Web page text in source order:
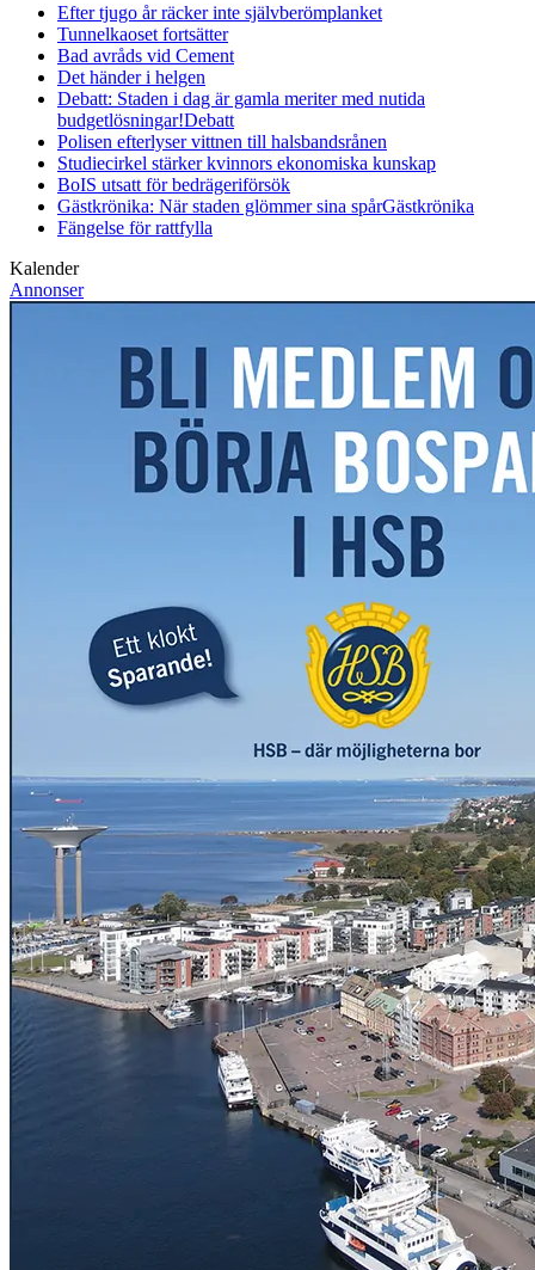
Efter tjugo år räcker inte självberömplanket
Tunnelkaoset fortsätter
Bad avråds vid Cement
Det händer i helgen
Debatt: Staden i dag är gamla meriter med nutida
budgetlösningar!Debatt
Polisen efterlyser vittnen till halsbandsrånen
Studiecirkel stärker kvinnors ekonomiska kunskap
BoIS utsatt för bedrägeriförsök
Gästkrönika: När staden glömmer sina spårGästkrönika
Fängelse för rattfylla
Kalender
Annonser